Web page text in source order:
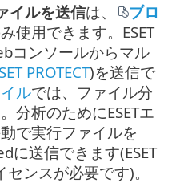
イルを送信は、
ブロ
使用できます。ESET
コンソールからマル
PROTECT)を送信で
ルでは、ファイル分
分析のためにESETエ
で実行ファイルを
に送信できます(ESET
ンスが必要です)。